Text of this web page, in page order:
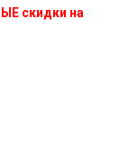
скидки на